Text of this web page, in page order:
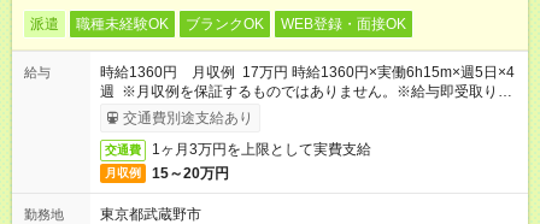
派遣 職種未経験OK ブランクOK WEB登録・面接OK
給与
時給1360円 月収例 17万円 時給1360円×実働6h15m×週5日×4
週 ※月収例を保証するものではありません。※給与即受取りサ
ービス利用可（利用条件有）
交通費別途支給あり
交通費 1ヶ月3万円を上限として実費支給
月収例 15～20万円
勤務地
東京都武蔵野市